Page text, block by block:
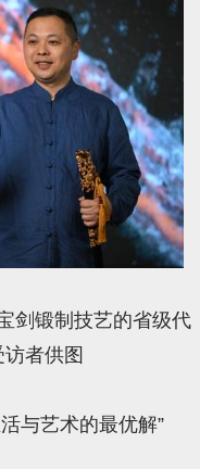
剑锻制技艺的省级代
者供图
与艺术的最优解”